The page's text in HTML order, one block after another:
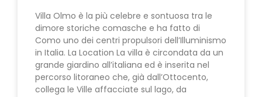
Villa Olmo è la più celebre e sontuosa tra le
dimore storiche comasche e ha fatto di
Como uno dei centri propulsori dell’Illuminismo
in Italia. La Location La villa è circondata da un
grande giardino all’italiana ed è inserita nel
percorso litoraneo che, già dall’Ottocento,
collega le Ville affacciate sul lago, da